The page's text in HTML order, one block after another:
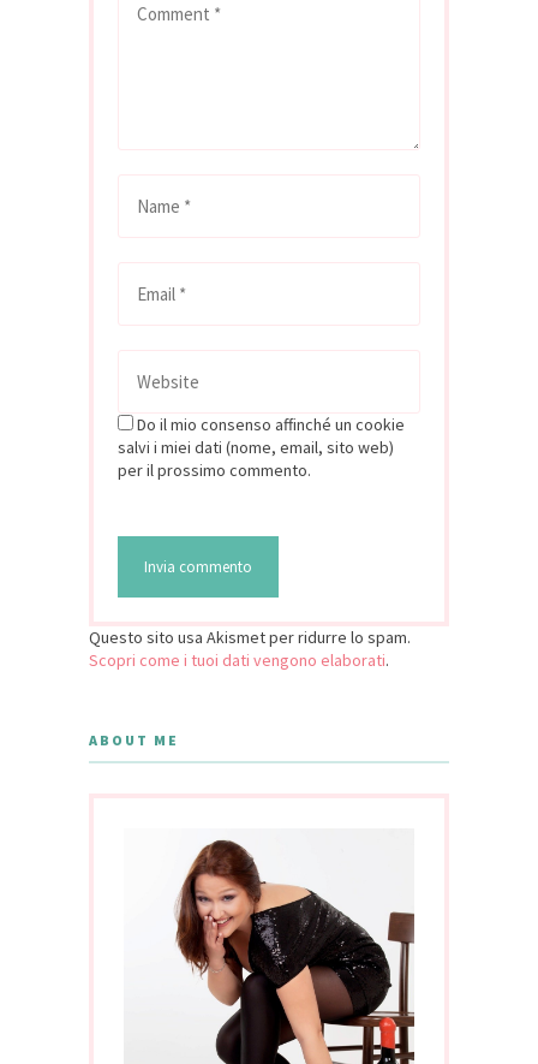
Do il mio consenso affinché un cookie
salvi i miei dati (nome, email, sito web)
per il prossimo commento.
Questo sito usa Akismet per ridurre lo spam.
Scopri come i tuoi dati vengono elaborati.
ABOUT ME